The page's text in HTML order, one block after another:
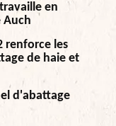
en
Auch
renforce les
de haie et
d'abattage